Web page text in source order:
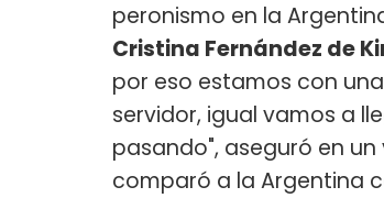
peronismo en la
Cristina Fernández de
por eso estamos con
servidor, igual vamos a
pasando", aseguró en
comparó a la Argentina